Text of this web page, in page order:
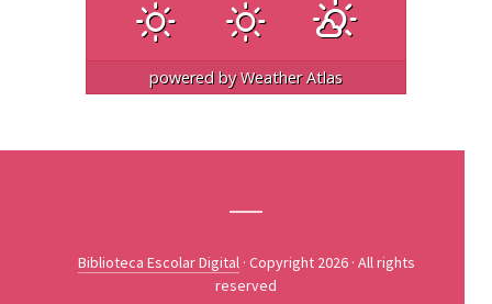
powered byWeather Atlas
Biblioteca Escolar Digital · Copyright 2026 · All rights
reserved